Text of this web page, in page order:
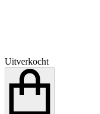
Uitverkocht